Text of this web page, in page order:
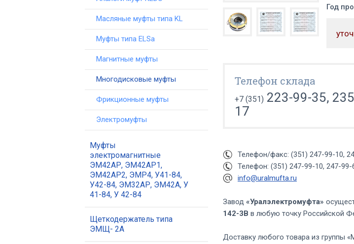
Масляные муфты типа KL
Муфты типа ELSa
Магнитные муфты
Многодисковые муфты
Фрикционные муфты
Электромуфты
Муфты
электромагнитные
ЭМ42АР, ЭМ42АР1,
ЭМ42АР2, ЭМР4, У41-84,
У42-84, ЭМ32АР, ЭМ42А, У
41-84, У 42-84
Щеткодержатель типа
ЭМЩ- 2А
Год
Телефон склада
+7 (351) 223-99-35,
17
Телефон/факс: (351) 247-99-10,
Телефон: (351) 247-99-10, 247-
info@uralmufta.ru
Завод «Уралэлектромуфта»
142-3В в любую точку Российской
Доставку любого товара из группы